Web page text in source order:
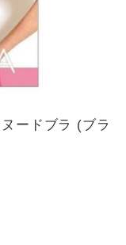
ードブラ (ブラ